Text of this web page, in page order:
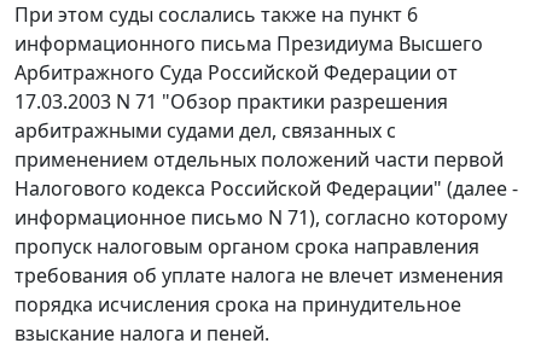
При этом суды сослались также на пункт 6
информационного письма Президиума Высшего
Арбитражного Суда Российской Федерации от
17.03.2003 N 71 "Обзор практики разрешения
арбитражными судами дел, связанных с
применением отдельных положений части первой
Налогового кодекса Российской Федерации" (далее -
информационное письмо N 71), согласно которому
пропуск налоговым органом срока направления
требования об уплате налога не влечет изменения
порядка исчисления срока на принудительное
взыскание налога и пеней.